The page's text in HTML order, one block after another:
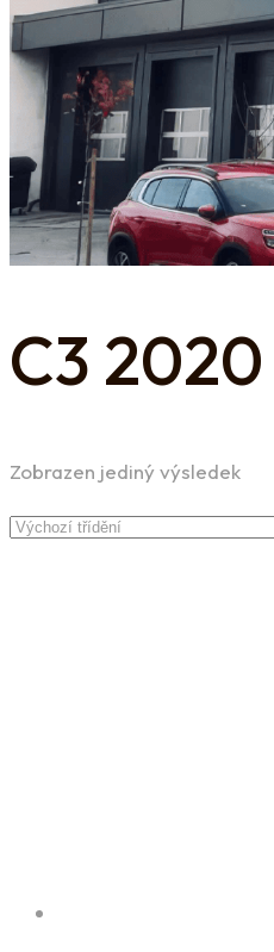
C3 2020
Zobrazen jediný výsledek